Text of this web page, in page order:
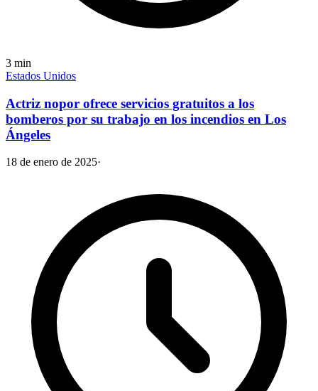
3 min
Estados Unidos
Actriz nopor ofrece servicios gratuitos a los
bomberos por su trabajo en los incendios en Los
Ángeles
18 de enero de 2025·